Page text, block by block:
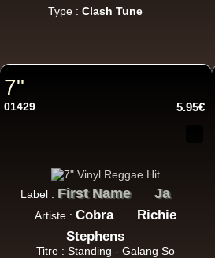
Type :Clash Tune
7"
01429 5.95€
Label : First Name Ja
Artiste :Cobra
Richie
Stephens
Titre : Standing - Galang So